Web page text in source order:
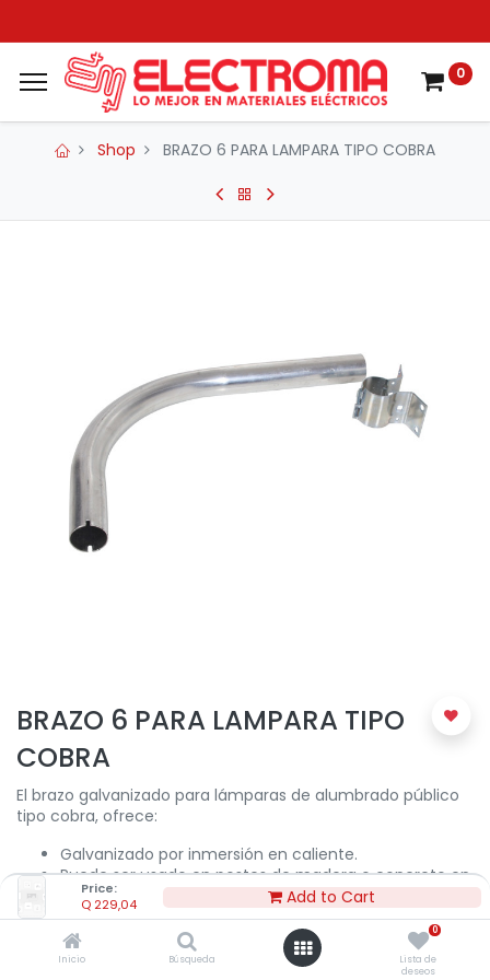
Price:
Q 229,04 Add to Cart
Inicio Búsqueda
0
Lista de
deseos
0
Shop BRAZO 6 PARA LAMPARA TIPO COBRA
BRAZO 6 PARA LAMPARA TIPO
COBRA
El brazo galvanizado para lámparas de alumbrado público
tipo cobra, ofrece:
Galvanizado por inmersión en caliente.
Puede ser usado en postes de madera o concreto en
redes eléctricas aéreas.
229,04